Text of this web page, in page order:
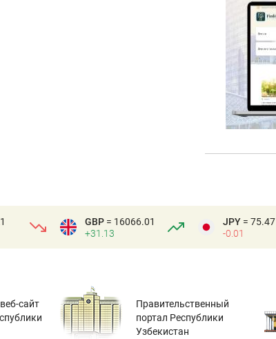
GBP = 16066.01
+31.13
JPY = 75.47
-0.01
сайт
Правительственный
портал Республики
Узбекистан